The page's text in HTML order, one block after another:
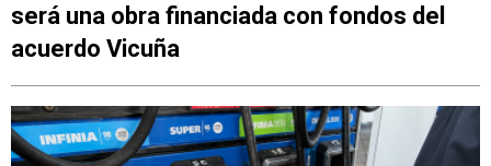
será una obra financiada con fondos del
acuerdo Vicuña